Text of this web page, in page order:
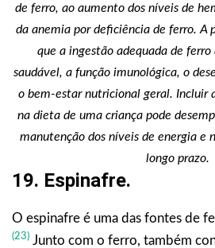
de ferro, ao aumento dos níveis de
da anemia por deficiência de ferro. A
que a ingestão adequada de
saudável, a função imunológica, o
o bem-estar nutricional geral. Incluir
na dieta de uma criança pode
manutenção dos níveis de energia e
longo prazo.
19. Espinafre.
O espinafre é uma das fontes de
(23) Junto com o ferro, também